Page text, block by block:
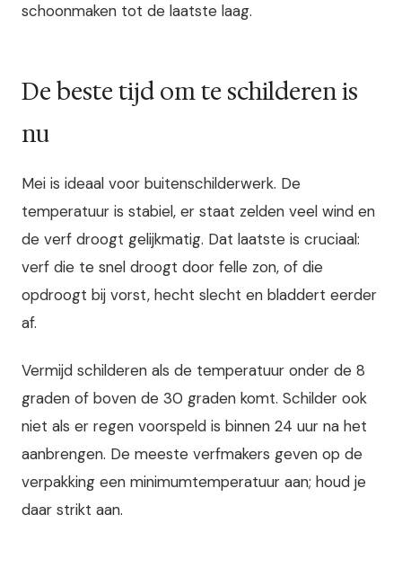
schoonmaken tot de laatste laag.
De beste tijd om te schilderen is
nu
Mei is ideaal voor buitenschilderwerk. De
temperatuur is stabiel, er staat zelden veel wind en
de verf droogt gelijkmatig. Dat laatste is cruciaal:
verf die te snel droogt door felle zon, of die
opdroogt bij vorst, hecht slecht en bladdert eerder
af.
Vermijd schilderen als de temperatuur onder de 8
graden of boven de 30 graden komt. Schilder ook
niet als er regen voorspeld is binnen 24 uur na het
aanbrengen. De meeste verfmakers geven op de
verpakking een minimumtemperatuur aan; houd je
daar strikt aan.